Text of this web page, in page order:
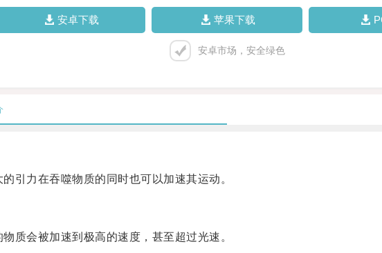
安卓下载 苹果下载
安卓市场，安全绿色
力在吞噬物质的同时也可以加速其运动。
会被加速到极高的速度，甚至超过光速。